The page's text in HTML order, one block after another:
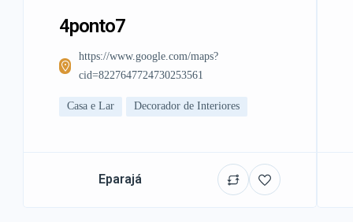
4ponto7
https://www.google.com/maps?
cid=8227647724730253561
Casa e Lar Decorador de Interiores
Eparajá